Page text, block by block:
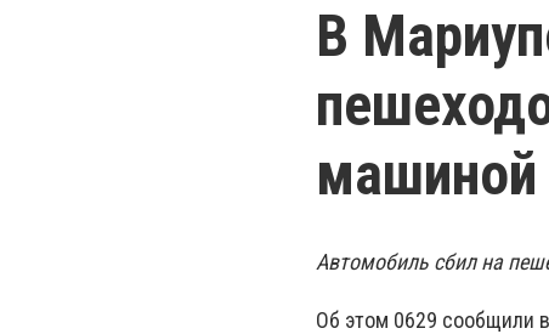
В
машиной
Автомобиль сбил на
Об этом 0629 сообщили